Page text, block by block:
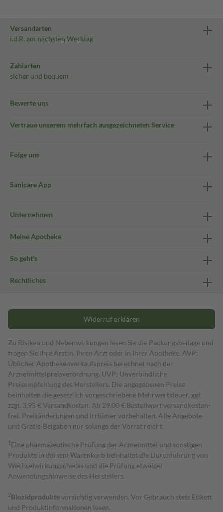
Versandarten
i.d.R. am nächsten Werktag
Zahlarten
sicher und bequem
Bewerte uns
Vertraue unserem mehrfach ausgezeichneten Service
Folge uns
Sanicare App
Unternehmen
Meine Apotheke
So geht's
Rechtliches
Widerruf erklären
Zu Risiken und Nebenwirkungen lesen Sie die Packungsbeilage und
fragen Sie Ihre Ärztin, Ihren Arzt oder in Ihrer Apotheke. AVP:
Üblicher Apothekenverkaufspreis berechnet nach der
Arzneimittelpreisverordnung. UVP: Unverbindliche
Preisempfehlung des Herstellers. Die angegebenen Preise
beinhalten die gesetzlich vorgeschriebene Mehrwertsteuer, ggf.
zzgl. 3,95 € Versandkosten. Ab 29,00 € Bestell­wert versand­kosten­
frei. Preisänderungen und Irrtümer vorbehalten. Alle Angebote
und Gratis-Beigaben nur solange der Vorrat reicht.
1 Eine pharmazeutische Prüfung der Arzneimittel und sonstigen
Produkte in deinem Warenkorb beinhaltet die Durchführung von
Wechselwirkungschecks und die Prüfung etwaiger
Anwendungshinweise des Herstellers.
2Biozidproduktevorsichtig verwenden. Vor Gebrauch stets Etikett
und Produktinformationen lesen.